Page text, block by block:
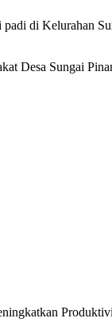
di Kelurahan
Desa Sungai